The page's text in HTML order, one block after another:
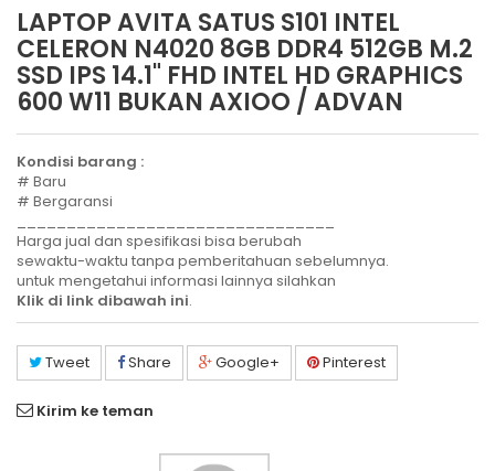
LAPTOP AVITA SATUS S101 INTEL
CELERON N4020 8GB DDR4 512GB M.2
SSD IPS 14.1" FHD INTEL HD GRAPHICS
600 W11 BUKAN AXIOO / ADVAN
Kondisi barang :
# Baru
# Bergaransi
Harga jual dan spesifikasi bisa berubah
sewaktu-waktu tanpa pemberitahuan sebelumnya.
untuk mengetahui informasi lainnya silahkan
Klik di link dibawah ini.
Tweet Share Google+ Pinterest
Kirim ke teman